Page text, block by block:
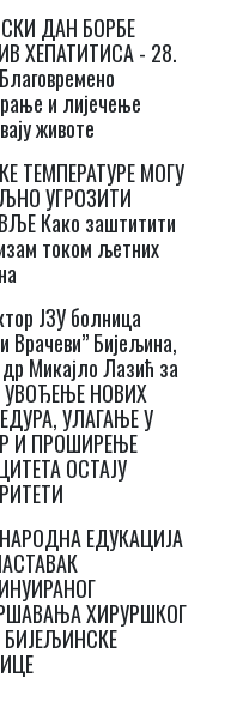
ДАН БОРБЕ
ХЕПАТИТИСА - 28.
и лијечење
животе
ТЕМПЕРАТУРЕ МОГУ
УГРОЗИТИ
Како заштитити
током љетних
ЈЗУ болница
Врачеви” Бијељина,
Микајло Лазић за
УВОЂЕЊЕ НОВИХ
УЛАГАЊЕ У
И ПРОШИРЕЊЕ
ОСТАЈУ
ЕДУКАЦИЈА
ХИРУРШКОГ